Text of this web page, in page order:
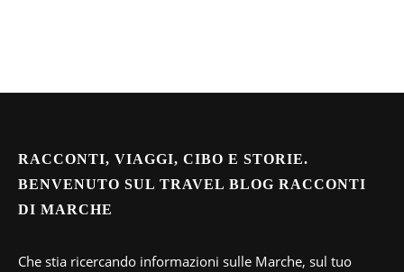
RACCONTI, VIAGGI, CIBO E STORIE.
BENVENUTO SUL TRAVEL BLOG RACCONTI
DI MARCHE
Che stia ricercando informazioni sulle Marche, sul tuo